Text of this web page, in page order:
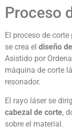
Proceso
El proceso de
se crea el diseño
Asistido por
máquina de corte
resonador.
El rayo láser se
cabezal de corte,
sobre el material.